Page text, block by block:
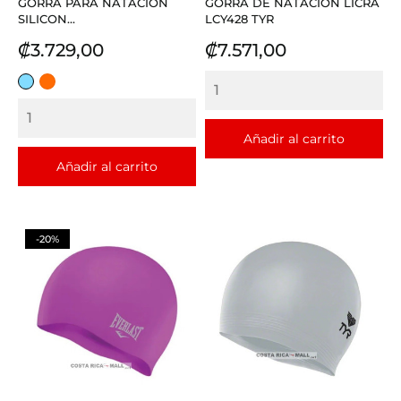
SILICON...
Precio
₡3.729,00
CELESTE
NARANJA
Añadir al carrito
LCY428 TYR
Precio
₡7.571,00
Añadir al carrito
-20%